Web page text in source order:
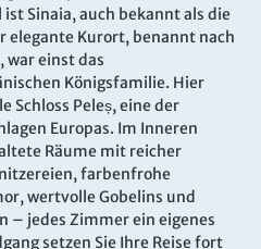
Sinaia, auch bekannt als die
elegante Kurort, benannt nach
war einst das
Königsfamilie. Hier
Schloss Peleș, eine der
Europas. Im Inneren
Räume mit reicher
farbenfrohe
wertvolle Gobelins und
– jedes Zimmer ein eigenes
setzen Sie Ihre Reise fort